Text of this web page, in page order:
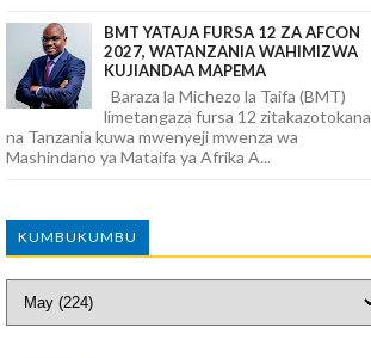
BMT YATAJA FURSA 12 ZA AFCON
2027, WATANZANIA WAHIMIZWA
KUJIANDAA MAPEMA
Baraza la Michezo la Taifa (BMT)
limetangaza fursa 12 zitakazotokana
na Tanzania kuwa mwenyeji mwenza wa
Mashindano ya Mataifa ya Afrika A...
KUMBUKUMBU